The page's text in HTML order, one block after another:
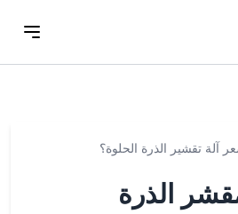
آلة تقشير الذرة الحلوة؟
الذرة